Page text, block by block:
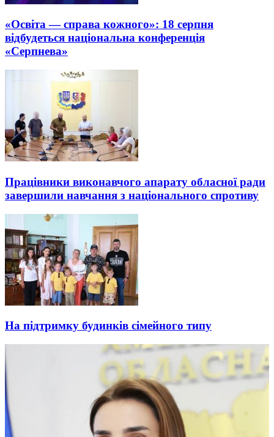
«Освіта — справа кожного»: 18 серпня
відбудеться національна конференція
«Серпнева»
Працівники виконавчого апарату обласної ради
завершили навчання з національного спротиву
На підтримку будинків сімейного типу